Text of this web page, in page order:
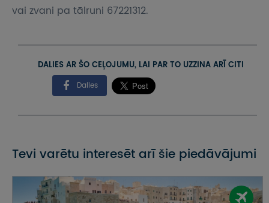
vai zvani pa tālruni 67221312.
DALIES AR ŠO CEĻOJUMU, LAI PAR TO UZZINA ARĪ CITI
Dalies
Tevi varētu interesēt arī šie piedāvājumi